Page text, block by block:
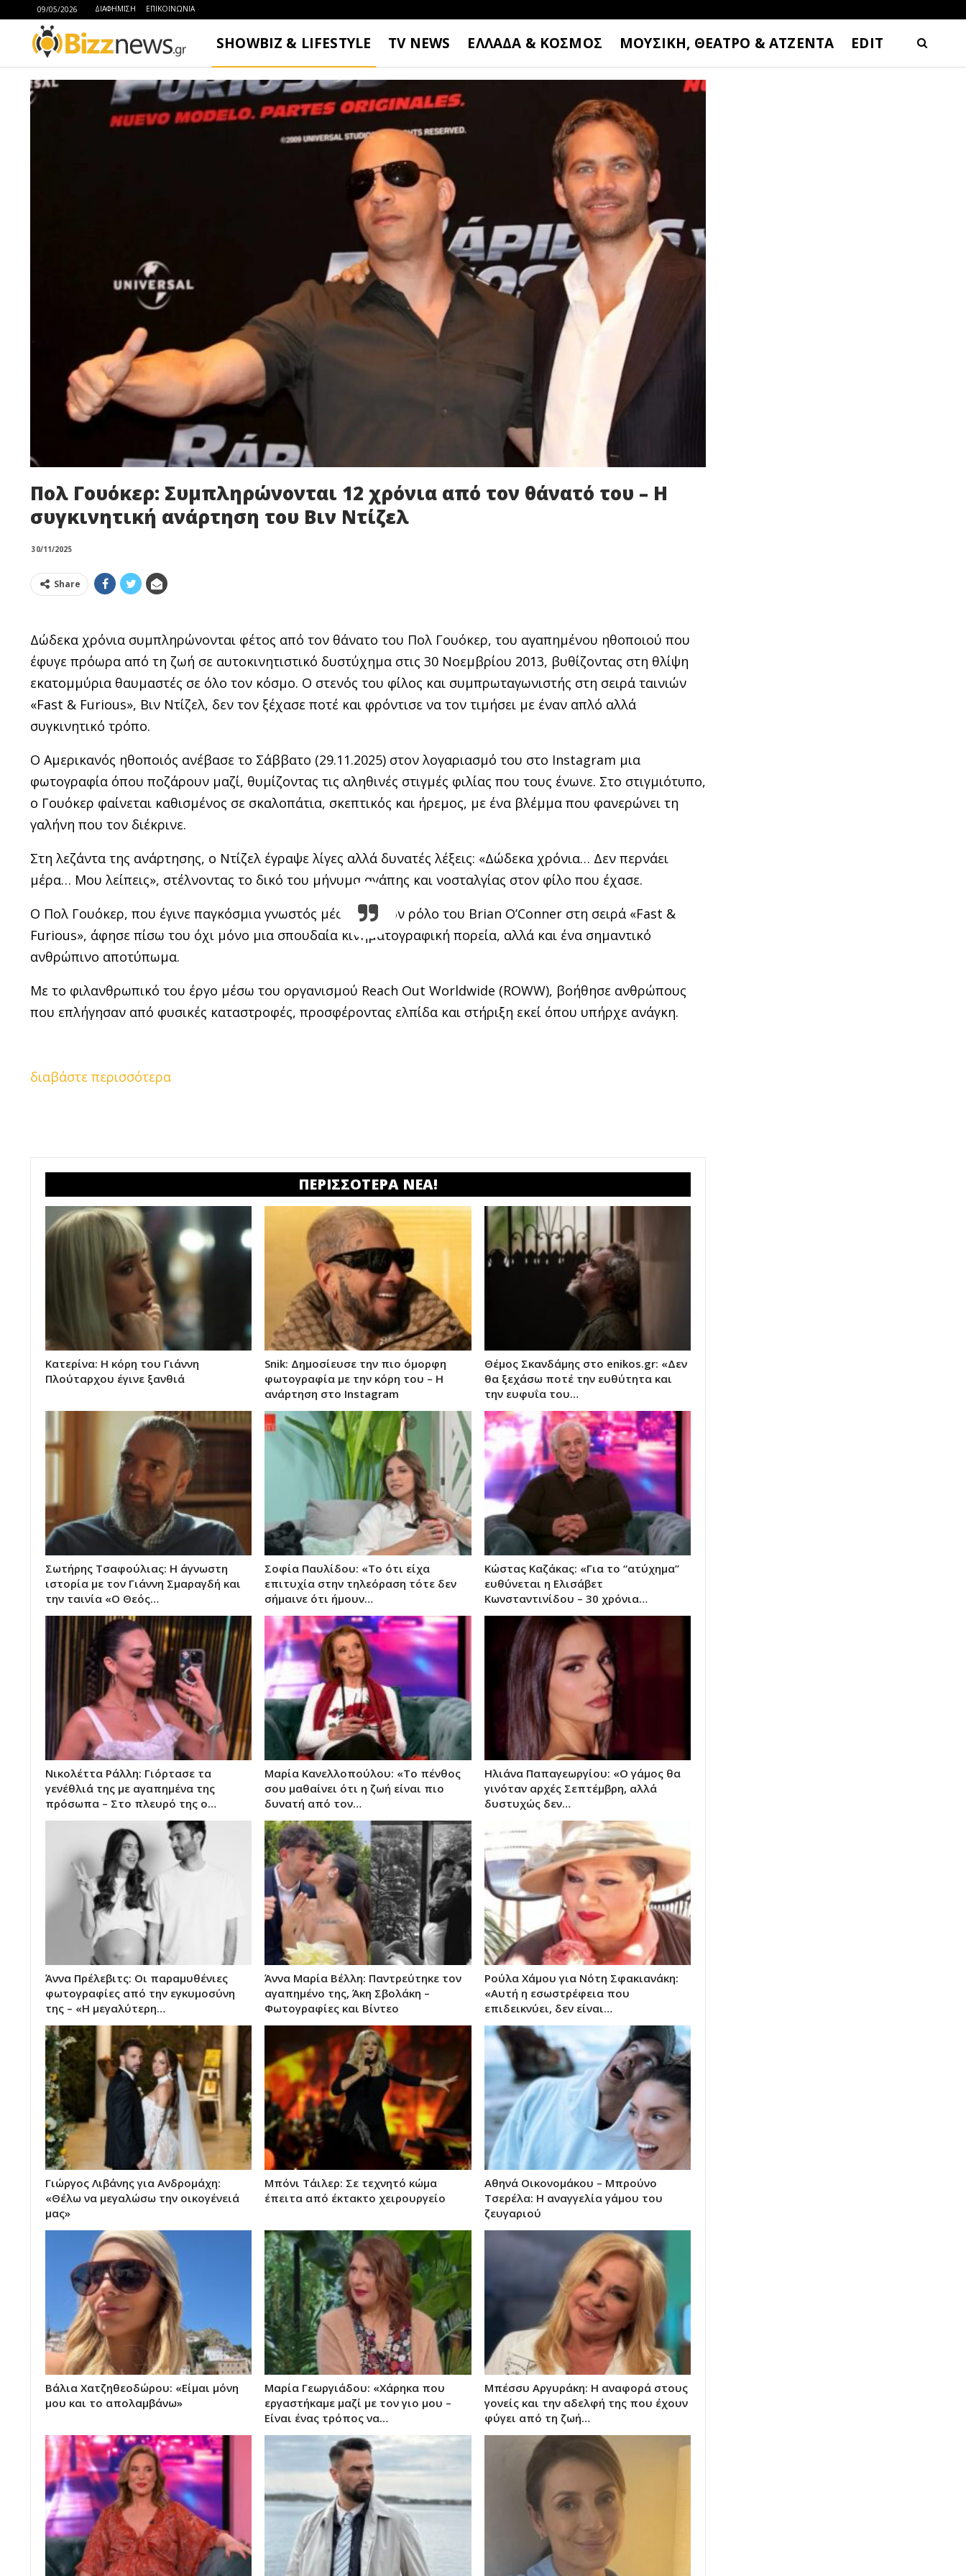
09/05/2026 ΔΙΑΦΗΜΙΣΗ ΕΠΙΚΟΙΝΩΝΙΑ
SHOWBIZ & LIFESTYLE TV NEWS ΕΛΛΑΔΑ & ΚΟΣΜΟΣ ΜΟΥΣΙΚΗ, ΘΕΑΤΡΟ & ΑΤΖΕΝΤΑ EDIT
Πολ Γουόκερ: Συμπληρώνονται 12 χρόνια από τον θάνατό του – Η
συγκινητική ανάρτηση του Βιν Ντίζελ
30/11/2025
Share
Δώδεκα χρόνια συμπληρώνονται φέτος από τον θάνατο του Πολ Γουόκερ, του αγαπημένου ηθοποιού που
έφυγε πρόωρα από τη ζωή σε αυτοκινητιστικό δυστύχημα στις 30 Νοεμβρίου 2013, βυθίζοντας στη θλίψη
εκατομμύρια θαυμαστές σε όλο τον κόσμο. Ο στενός του φίλος και συμπρωταγωνιστής στη σειρά ταινιών
«Fast & Furious», Βιν Ντίζελ, δεν τον ξέχασε ποτέ και φρόντισε να τον τιμήσει με έναν απλό αλλά
συγκινητικό τρόπο.
Ο Αμερικανός ηθοποιός ανέβασε το Σάββατο (29.11.2025) στον λογαριασμό του στο Instagram μια
φωτογραφία όπου ποζάρουν μαζί, θυμίζοντας τις αληθινές στιγμές φιλίας που τους ένωνε. Στο στιγμιότυπο,
ο Γουόκερ φαίνεται καθισμένος σε σκαλοπάτια, σκεπτικός και ήρεμος, με ένα βλέμμα που φανερώνει τη
γαλήνη που τον διέκρινε.
Στη λεζάντα της ανάρτησης, ο Ντίζελ έγραψε λίγες αλλά δυνατές λέξεις: «Δώδεκα χρόνια… Δεν περνάει
μέρα… Μου λείπεις», στέλνοντας το δικό του μήνυμα αγάπης και νοσταλγίας στον φίλο που έχασε.
Ο Πολ Γουόκερ, που έγινε παγκόσμια γνωστός μέσα από τον ρόλο του Brian O’Conner στη σειρά «Fast &
Furious», άφησε πίσω του όχι μόνο μια σπουδαία κινηματογραφική πορεία, αλλά και ένα σημαντικό
ανθρώπινο αποτύπωμα.
Με το φιλανθρωπικό του έργο μέσω του οργανισμού Reach Out Worldwide (ROWW), βοήθησε ανθρώπους
που επλήγησαν από φυσικές καταστροφές, προσφέροντας ελπίδα και στήριξη εκεί όπου υπήρχε ανάγκη.
διαβάστε περισσότερα
ΠΕΡΙΣΣΟΤΕΡΑ ΝΕΑ!
Κατερίνα: Η κόρη του Γιάννη
Πλούταρχου έγινε ξανθιά
Snik: Δημοσίευσε την πιο όμορφη
φωτογραφία με την κόρη του – Η
ανάρτηση στο Instagram
Θέμος Σκανδάμης στο enikos.gr: «Δεν
θα ξεχάσω ποτέ την ευθύτητα και
την ευφυΐα του…
Σωτήρης Τσαφούλιας: Η άγνωστη
ιστορία με τον Γιάννη Σμαραγδή και
την ταινία «Ο Θεός…
Σοφία Παυλίδου: «Το ότι είχα
επιτυχία στην τηλεόραση τότε δεν
σήμαινε ότι ήμουν…
Κώστας Καζάκας: «Για το “ατύχημα”
ευθύνεται η Ελισάβετ
Κωνσταντινίδου – 30 χρόνια…
Νικολέττα Ράλλη: Γιόρτασε τα
γενέθλιά της με αγαπημένα της
πρόσωπα – Στο πλευρό της ο…
Μαρία Κανελλοπούλου: «Το πένθος
σου μαθαίνει ότι η ζωή είναι πιο
δυνατή από τον…
Ηλιάνα Παπαγεωργίου: «Ο γάμος θα
γινόταν αρχές Σεπτέμβρη, αλλά
δυστυχώς δεν…
Άννα Πρέλεβιτς: Οι παραμυθένιες
φωτογραφίες από την εγκυμοσύνη
της – «Η μεγαλύτερη…
Άννα Μαρία Βέλλη: Παντρεύτηκε τον
αγαπημένο της, Άκη Σβολάκη –
Φωτογραφίες και Βίντεο
Ρούλα Χάμου για Νότη Σφακιανάκη:
«Αυτή η εσωστρέφεια που
επιδεικνύει, δεν είναι…
Γιώργος Λιβάνης για Ανδρομάχη:
«Θέλω να μεγαλώσω την οικογένειά
μας»
Μπόνι Τάιλερ: Σε τεχνητό κώμα
έπειτα από έκτακτο χειρουργείο
Αθηνά Οικονομάκου – Μπρούνο
Τσερέλα: Η αναγγελία γάμου του
ζευγαριού
Βάλια Χατζηθεοδώρου: «Είμαι μόνη
μου και το απολαμβάνω»
Μαρία Γεωργιάδου: «Χάρηκα που
εργαστήκαμε μαζί με τον γιο μου –
Είναι ένας τρόπος να…
Μπέσσυ Αργυράκη: Η αναφορά στους
γονείς και την αδελφή της που έχουν
φύγει από τη ζωή…